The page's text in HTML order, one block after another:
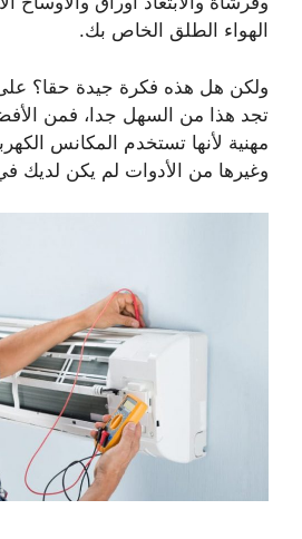
الهواء الطلق الخاص بك.
ولكن هل هذه فكرة جيدة حقا؟
تجد هذا من السهل جدا، فمن
مهنية لأنها تستخدم المكانس
وغيرها من الأدوات لم يكن لديك